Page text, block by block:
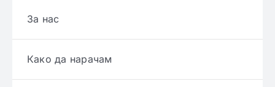
За нас
Како да нарачам